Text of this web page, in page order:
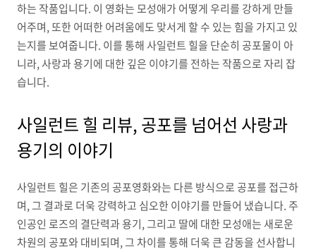
하는 작품입니다. 이 영화는 모성애가 어떻게 우리를 강하게 만들
어주며, 또한 어떠한 어려움에도 맞서게 할 수 있는 힘을 가지고 있
는지를 보여줍니다. 이를 통해 사일런트 힐을 단순히 공포물이 아
니라, 사랑과 용기에 대한 깊은 이야기를 전하는 작품으로 자리 잡
습니다.
사일런트 힐 리뷰, 공포를 넘어선 사랑과
용기의 이야기
사일런트 힐은 기존의 공포영화와는 다른 방식으로 공포를 접근하
며, 그 결과로 더욱 강력하고 심오한 이야기를 만들어 냈습니다. 주
인공인 로즈의 결단력과 용기, 그리고 딸에 대한 모성애는 새로운
차원의 공포와 대비되며, 그 차이를 통해 더욱 큰 감동을 선사합니